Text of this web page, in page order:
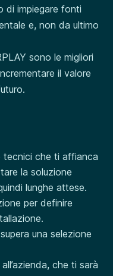
di impiegare fonti
e, non da ultimo
sono le migliori
il valore
tecnici che ti affianca
la soluzione
lunghe attese.
per definire
una selezione
che ti sarà